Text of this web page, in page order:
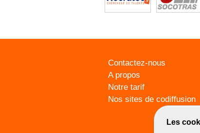
Les
Contactez-nous
A propos
Notre tarif
Nos sites de codiffusion